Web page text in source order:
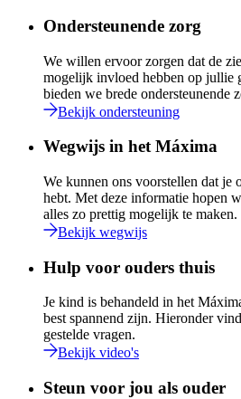
Ondersteunende zorg
We willen ervoor zorgen dat de
mogelijk invloed hebben op jullie
bieden we brede ondersteunende
Bekijk ondersteuning
Wegwijs in het Máxima
We kunnen ons voorstellen dat je
hebt. Met deze informatie hopen
alles zo prettig mogelijk te maken.
Bekijk wegwijs
Hulp voor ouders thuis
Je kind is behandeld in het
best spannend zijn. Hieronder
gestelde vragen.
Bekijk video's
Steun voor jou als ouder